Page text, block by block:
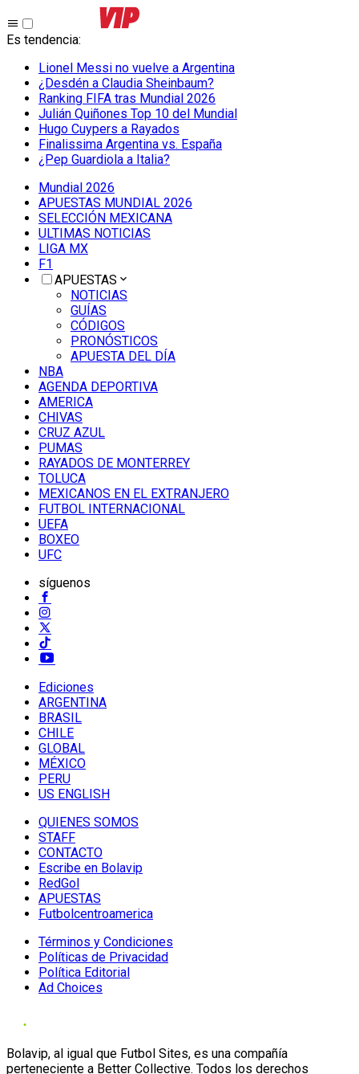
Es tendencia:
Lionel Messi no vuelve a Argentina
¿Desdén a Claudia Sheinbaum?
Ranking FIFA tras Mundial 2026
Julián Quiñones Top 10 del Mundial
Hugo Cuypers a Rayados
Finalissima Argentina vs. España
¿Pep Guardiola a Italia?
Mundial 2026
APUESTAS MUNDIAL 2026
SELECCIÓN MEXICANA
ULTIMAS NOTICIAS
LIGA MX
F1
APUESTAS
NOTICIAS
GUÍAS
CÓDIGOS
PRONÓSTICOS
APUESTA DEL DÍA
NBA
AGENDA DEPORTIVA
AMERICA
CHIVAS
CRUZ AZUL
PUMAS
RAYADOS DE MONTERREY
TOLUCA
MEXICANOS EN EL EXTRANJERO
FUTBOL INTERNACIONAL
UEFA
BOXEO
UFC
síguenos
Ediciones
ARGENTINA
BRASIL
CHILE
GLOBAL
MÉXICO
PERU
US ENGLISH
QUIENES SOMOS
STAFF
CONTACTO
Escribe en Bolavip
RedGol
APUESTAS
Futbolcentroamerica
Términos y Condiciones
Políticas de Privacidad
Política Editorial
Ad Choices
Bolavip, al igual que Futbol Sites, es una compañía
perteneciente a Better Collective. Todos los derechos